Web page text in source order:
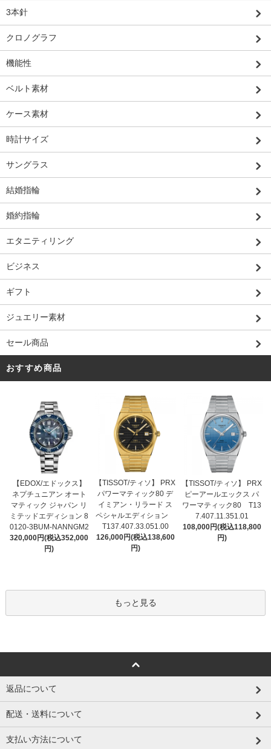
3本針
クロノグラフ
機能性
ベルト素材
ケース素材
時計サイズ
サングラス
結婚指輪
婚約指輪
エタニティリング
ビジネス
ギフト
ジュエリー素材
セール商品
おすすめ商品
【EDOX/エドックス】
ネプチュニアン オート
マティック ジャパン リ
ミテッドエディション 8
0120-3BUM-NANNGM2
320,000円(税込352,000
円)
【TISSOT/ティソ】 PRX
パワーマティック80 デ
イミアン・リラード ス
ペシャルエディション
T137.407.33.051.00
126,000円(税込138,600
円)
【TISSOT/ティソ】 PRX
ピーアールエックス パ
ワーマティック80 T13
7.407.11.351.01
108,000円(税込118,800
円)
もっと見る
返品について
配送・送料について
支払い方法について